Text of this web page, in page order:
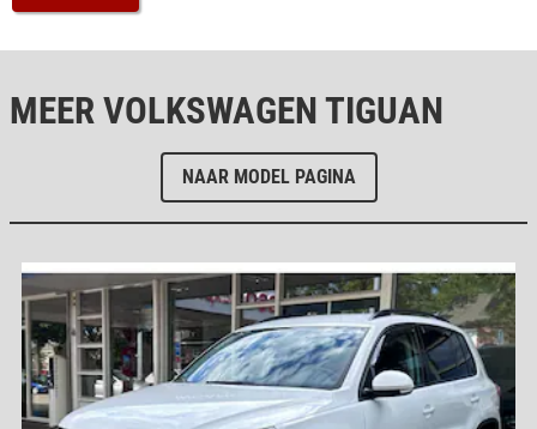
MEER VOLKSWAGEN TIGUAN
NAAR MODEL PAGINA